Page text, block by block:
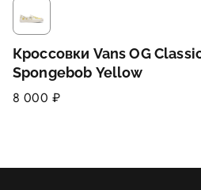
Кроссовки Vans OG
Spongebob Yellow
8 000 ₽